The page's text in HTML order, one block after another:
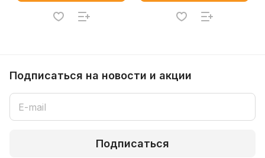
Подписаться на новости и акции
Подписаться